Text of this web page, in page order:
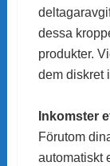
dessa
produkter.
dem diskret
Inkomster
Förutom
automatiskt